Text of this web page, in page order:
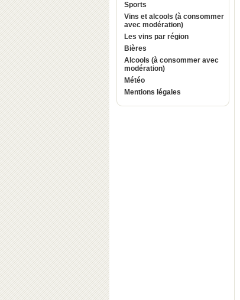
Sports
Vins et alcools (à consommer
avec modération)
Les vins par région
Bières
Alcools (à consommer avec
modération)
Météo
Mentions légales